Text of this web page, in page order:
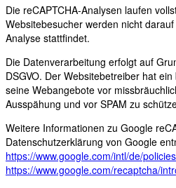
Die reCAPTCHA-Analysen laufen
Websitebesucher werden nicht
Analyse stattfindet.
Die Datenverarbeitung erfolgt auf
DSGVO. Der Websitebetreiber hat
seine Webangebote vor
Ausspähung und vor SPAM zu
Weitere Informationen zu Google
Datenschutzerklärung von Google
https://www.google.com/intl/de/
https://www.google.com/recaptcha/